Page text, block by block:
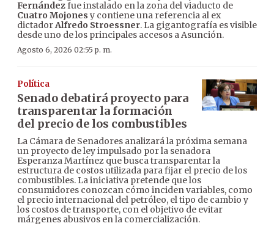
Fernándezfue instalado en la zona del viaducto de
Cuatro Mojones y contiene una referencia al ex
dictadorAlfredo Stroessner. La gigantografía es visible
desde uno de los principales accesos a Asunción.
Agosto 6, 2026 02:55 p. m.
Política
Senado debatirá proyecto para
transparentar la formación
del precio de los combustibles
La Cámara de Senadores analizará la próxima semana
un proyecto de ley impulsado por la senadora
Esperanza Martínez que busca transparentar la
estructura de costos utilizada para fijar el precio de los
combustibles. La iniciativa pretende que los
consumidores conozcan cómo inciden variables, como
el precio internacional del petróleo, el tipo de cambio y
los costos de transporte, con el objetivo de evitar
márgenes abusivos en la comercialización.